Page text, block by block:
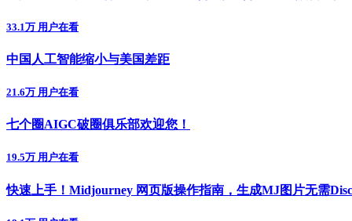
33.1万 用户在看
中国人工智能缩小与美国差距
21.6万 用户在看
七个圈AIGC破圈俱乐部欢迎您！
19.5万 用户在看
快速上手！Midjourney 网页版操作指南，生成MJ图片无需